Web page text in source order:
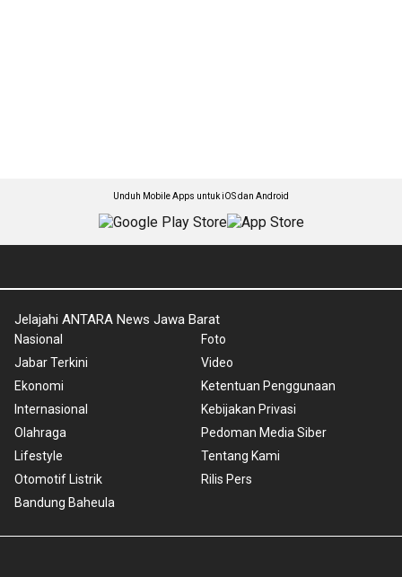
Unduh Mobile Apps untuk iOS dan Android
Jelajahi ANTARA News Jawa Barat
Nasional
Jabar Terkini
Ekonomi
Internasional
Olahraga
Lifestyle
Otomotif Listrik
Bandung Baheula
Foto
Video
Ketentuan Penggunaan
Kebijakan Privasi
Pedoman Media Siber
Tentang Kami
Rilis Pers